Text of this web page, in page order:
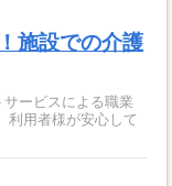
施設での介護
ービスによる職業
利用者様が安心して